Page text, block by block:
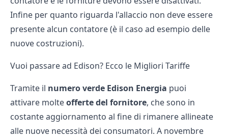
Infine per quanto riguarda l'allaccio non deve essere
presente alcun contatore (è il caso ad esempio delle
nuove costruzioni).
Vuoi passare ad Edison? Ecco le Migliori Tariffe
Tramite il numero verde Edison Energia puoi
attivare molteofferte del fornitore, che sono in
costante aggiornamento al fine di rimanere allineate
alle nuove necessità dei consumatori. A novembre